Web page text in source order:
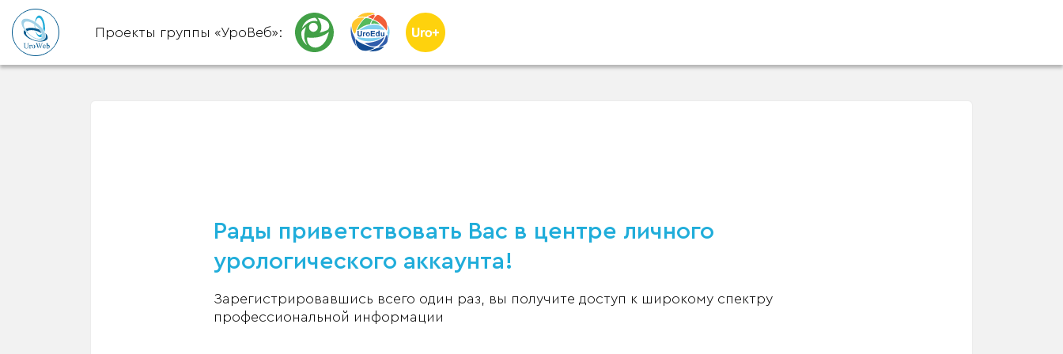
Проекты группы «УроВеб»:
Рады приветствовать Вас в центре личного
урологического аккаунта!
Зарегистрировавшись всего один раз, вы получите доступ к широкому спектру
профессиональной информации